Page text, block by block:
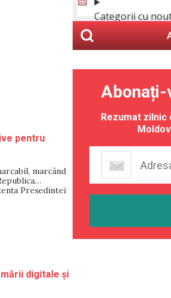
pentru
marcând
Președintei
dezvoltării
subliniind rolul
digitale și
Categorii cu
Abonați-
Rezumat